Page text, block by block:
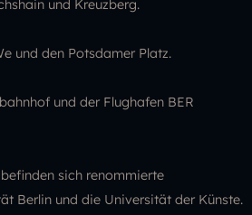
und Kreuzberg.
und den Potsdamer Platz.
und der Flughafen BER
sich renommierte
Berlin und die Universität der Künste.